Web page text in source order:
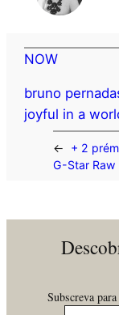
NOW
bruno
joyful in a
←
+ 2
G-Star Raw
Subscreva
Insira o seu email…